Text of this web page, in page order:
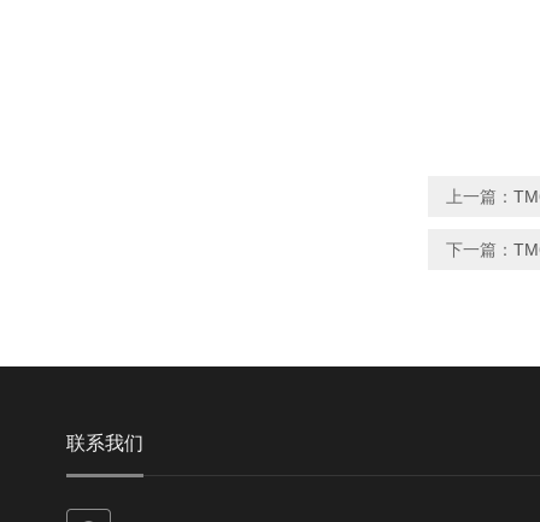
上一篇：
下一篇：
联系我们